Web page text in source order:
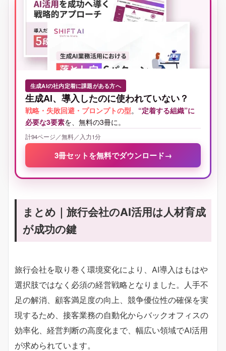
生成AIの社内定着に課題がある方へ
生成AI、導入したのに使われていない？
戦略・失敗回避・プロンプトの型。 “定着する組織”に
必要な3要素を、無料の3冊に。
計94ページ／無料／入力1分
3冊セットを無料でダウンロード →
まとめ｜旅行会社のAI活用は人材育成
が成功の鍵
旅行会社を取り巻く環境変化により、AI導入はもはや
選択肢ではなく必須の経営戦略となりました。人手不
足の解消、顧客満足度の向上、競争優位性の確保を実
現するため、接客業務の自動化からバックオフィスの
効率化、経営判断の高度化まで、幅広い領域でAI活用
が求められています。